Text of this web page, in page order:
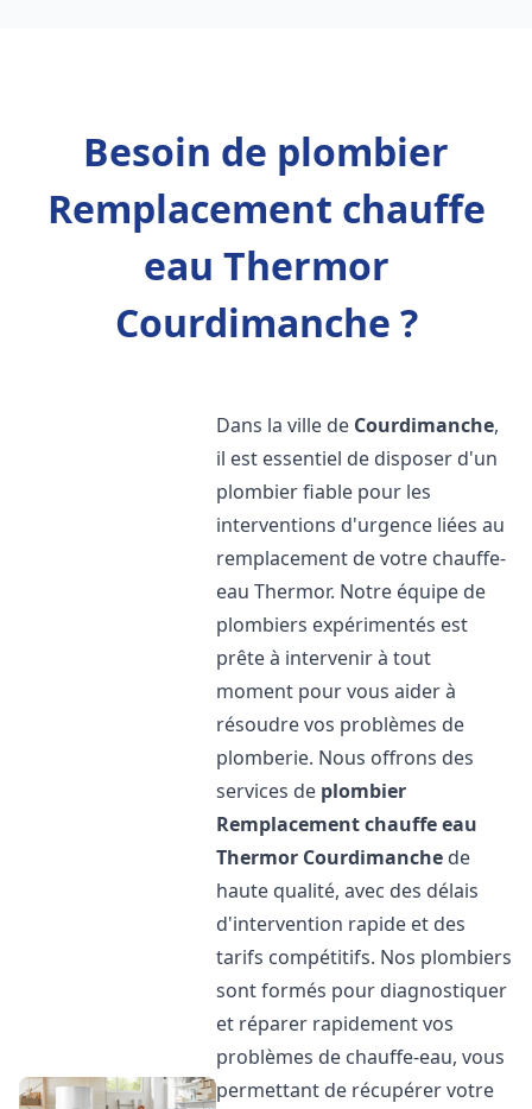
Besoin de plombier
Remplacement chauffe
eau Thermor
Courdimanche ?
Dans la ville de Courdimanche,
il est essentiel de disposer d'un
plombier fiable pour les
interventions d'urgence liées au
remplacement de votre chauffe-
eau Thermor. Notre équipe de
plombiers expérimentés est
prête à intervenir à tout
moment pour vous aider à
résoudre vos problèmes de
plomberie. Nous offrons des
services de plombier
Remplacement chauffe eau
Thermor Courdimanche de
haute qualité, avec des délais
d'intervention rapide et des
tarifs compétitifs. Nos plombiers
sont formés pour diagnostiquer
et réparer rapidement vos
problèmes de chauffe-eau, vous
permettant de récupérer votre